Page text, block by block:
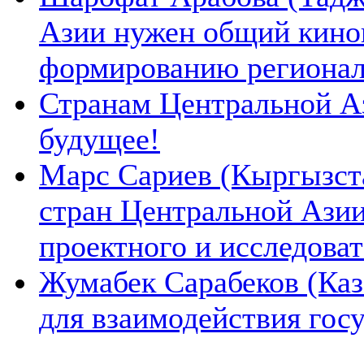
Азии нужен общий
формированию
Странам Центральной
будущее!
Марс Сариев
стран Центральной
проектного и
Жумабек Сарабеков
для взаимодействия